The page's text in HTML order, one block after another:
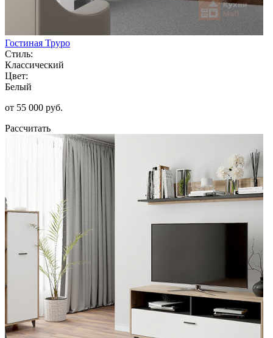
Гостиная Труро
Стиль:
Классический
Цвет:
Белый
от 55 000 руб.
Рассчитать